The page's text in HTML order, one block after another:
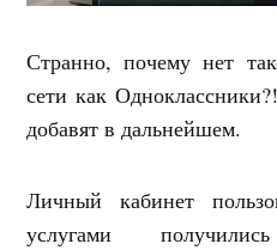
Странно, почему нет
сети как
добавят в дальнейшем.
Личный кабинет
услугами